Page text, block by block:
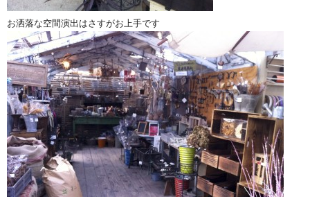
お洒落な空間演出はさすがお上手です